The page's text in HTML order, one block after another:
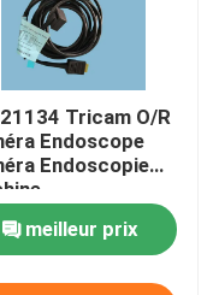
Tricam O/R
Endoscope
Endoscopie
meilleur prix